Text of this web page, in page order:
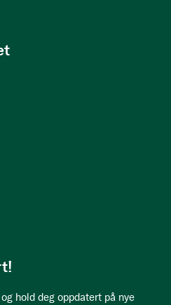
hold deg oppdatert på nye